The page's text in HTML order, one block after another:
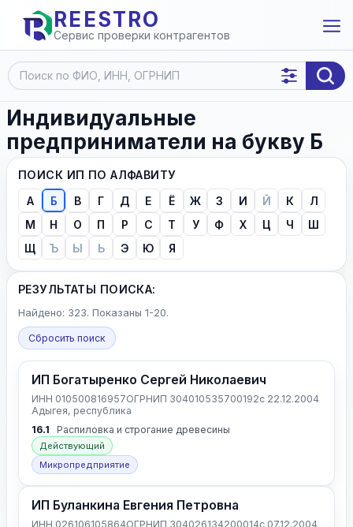
REESTRO
Сервис проверки контрагентов
Индивидуальные
предприниматели на букву Б
ПОИСК ИП ПО АЛФАВИТУ
А
Б В Г Д Е Ё Ж З И Й К
Л
М
Н О П Р С Т У Ф Х Ц Ч
Ш
Щ
Ъ Ы Ь Э Ю Я
РЕЗУЛЬТАТЫ ПОИСКА:
Найдено: 323. Показаны 1-20.
Сбросить поиск
ИП Богатыренко Сергей Николаевич
ИНН 010500816957ОГРНИП 304010535700192с 22.12.2004
Адыгея, республика
16.1
Распиловка и строгание древесины
Действующий
Микропредприятие
ИП Буланкина Евгения Петровна
ИНН 026106105864ОГРНИП 304026134200014с 07.12.2004